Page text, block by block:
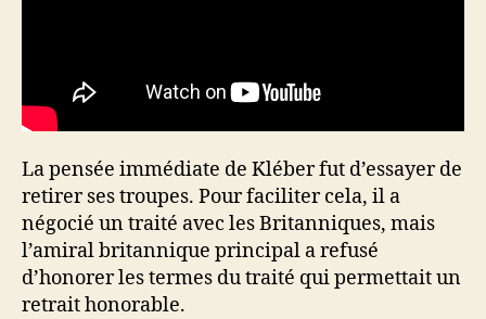
La pensée immédiate de Kléber fut d’essayer de
retirer ses troupes. Pour faciliter cela, il a
négocié un traité avec les Britanniques, mais
l’amiral britannique principal a refusé
d’honorer les termes du traité qui permettait un
retrait honorable.